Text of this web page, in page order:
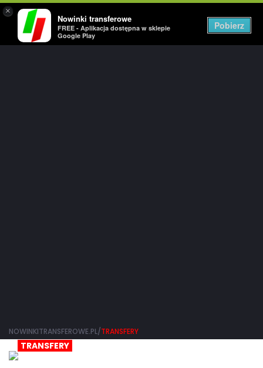
×
Nowinki transferowe
FREE - Aplikacja dostępna w sklepie
Google Play
Pobierz
NOWINKITRANSFEROWE.PL/TRANSFERY
TRANSFERY